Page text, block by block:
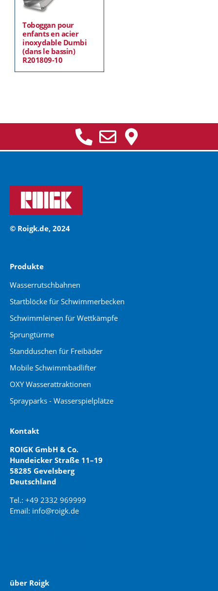
Toboggan pour
enfants en acier
inoxydable Dumbi
(dans le bassin)
R201809-10
© Roigk.de, 2024
Produkte
Wasserrutschbahnen
Startblöcke für Schwimmerbecken
Schwimmleinen für Wettkämpfe
Sprungtürme
Standduschen für Freibäder
Mobile Schwimmbadlifter
OXY Wasserattraktionen
Sprayparks - Wasserspielplätze
Kontakt
ROIGK GmbH & Co.
Hundeicker Straße 11–19
58285 Gevelsberg
Deutschland
Tel.: +49 2332 969999
Email: info@roigk.de
über Roigk